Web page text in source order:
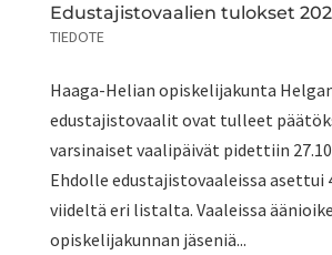
Edustajistovaalien tulokset
TIEDOTE
Haaga-Helian opiskelijakunta
edustajistovaalit ovat tulleet
varsinaiset vaalipäivät pidettiin 27.10.
Ehdolle edustajistovaaleissa asettui
viideltä eri listalta. Vaaleissa
opiskelijakunnan jäseniä...